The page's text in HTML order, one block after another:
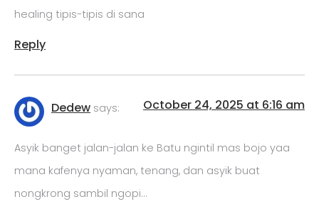
healing tipis-tipis di sana
Reply
Dedew says: October 24, 2025 at 6:16 am
Asyik banget jalan-jalan ke Batu ngintil mas bojo yaa
mana kafenya nyaman, tenang, dan asyik buat
nongkrong sambil ngopi…